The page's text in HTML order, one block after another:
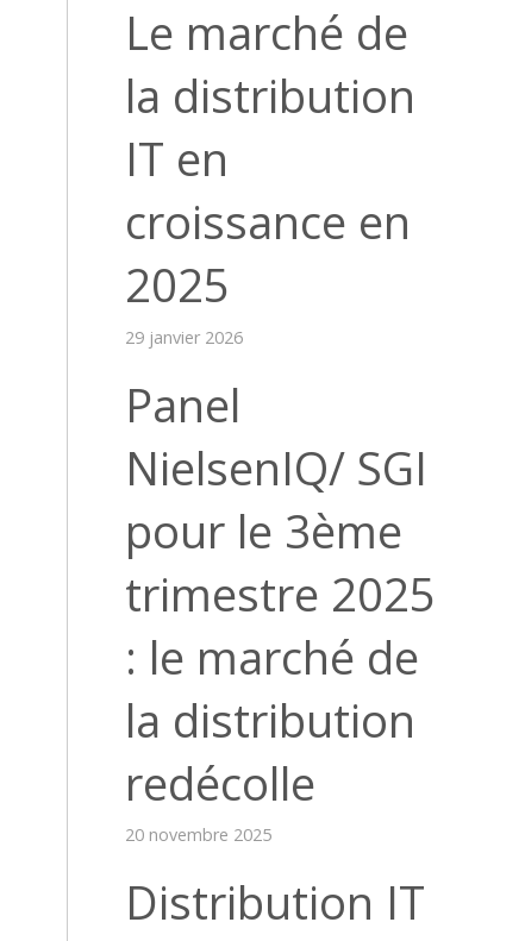
Le marché de
la distribution
IT en
croissance en
2025
29 janvier 2026
Panel
NielsenIQ/ SGI
pour le 3ème
trimestre 2025
: le marché de
la distribution
redécolle
20 novembre 2025
Distribution IT